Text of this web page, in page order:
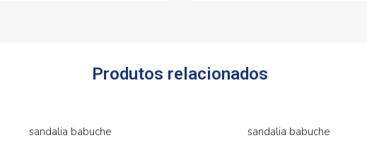
Produtos relacionados
sandalia babuche sandalia babuche